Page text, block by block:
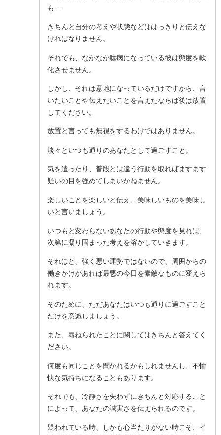
も…
きちんと自分の考えや状態などははっきりと伝えな
ければなりません。
それでも、なかなか臆病になっている彼は態度を軟
化させません。
しかし、それは意地になっているだけですから、言
いたいことや伝えたいことを言えたならば後は放置
してください。
放置と言っても無視をするわけではありません。
淡々といつも通りのあなたとして過ごすこと。
気を遣ったり、普段とは違う行動を取ればますます
疑いの目を強めてしまいかねません。
楽しいことを楽しいと伝え、美味しいものを美味し
いと言いましょう。
いつもと変わらないあなたの行動や態度を見れば、
次第に凝り固まった考えを溶かしていきます。
それほど、強く悪い運勢ではないので、周囲からの
働きかけがあれば最悪の今日を素敵なものに変えら
れます。
そのために、ただあなたはいつも通りに過ごすこと
だけを意識しましょう。
また、尋ねられたことに関してはきちんと答えてく
ださい。
何度も同じことを聞かれるかもしれませんし、不愉
快な気持ちになることもあります。
それでも、冷静さを失わずにきちんと対応すること
によって、あなたの誠実さを伝えられるのです。
疑われている時、しかも心当たりがない時こそ、イ